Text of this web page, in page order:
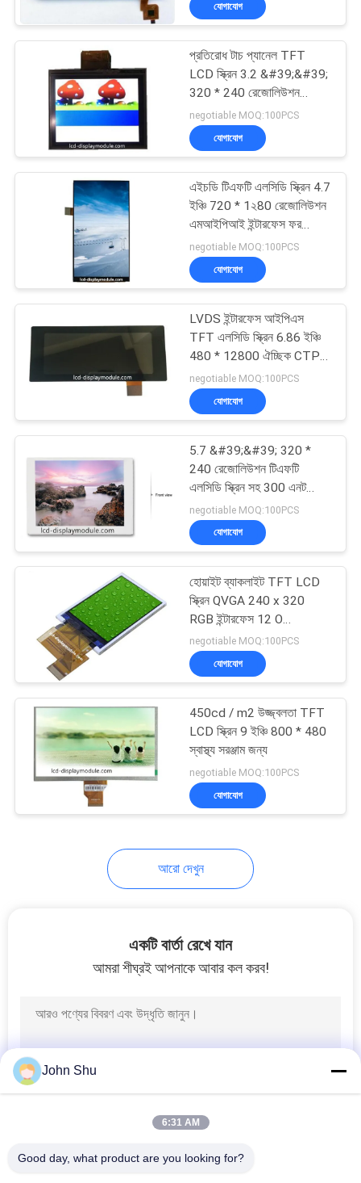
উদ্ধৃতির
আবেদন
সাইট
গোপনীয়তা
যোগাযোগ
প্রতিরোধ টাচ প্যানেল TFT
LCD স্ক্রিন 3.2 &#39;&#39;
320 * 240 রেজোলিউশন
64.80 * 48.60 মিমি
negotiable MOQ:100PCS
যোগাযোগ
এইচডি টিএফটি এলসিডি স্ক্রিন 4.7
ইঞ্চি 720 * 1২80 রেজোলিউশন
এমআইপিআই ইন্টারফেস ফর
টেলিকমিউনিকেশন
negotiable MOQ:100PCS
যোগাযোগ
LVDS ইন্টারফেস আইপিএস
TFT এলসিডি স্ক্রিন 6.86 ইঞ্চি
480 * 12800 ঐচ্ছিক CTP
সঙ্গে
negotiable MOQ:100PCS
যোগাযোগ
5.7 &#39;&#39; 320 *
240 রেজোলিউশন টিএফটি
এলসিডি স্ক্রিন সহ 300 এনট
ব্রাইটাইটি ফর ইন্ডাস্ট্রি
negotiable MOQ:100PCS
যোগাযোগ
হোয়াইট ব্যাকলাইট TFT LCD
স্ক্রিন QVGA 240 x 320
RGB ইন্টারফেস 12 O
&#39;ক্লক
negotiable MOQ:100PCS
যোগাযোগ
450cd / m2 উজ্জ্বলতা TFT
LCD স্ক্রিন 9 ইঞ্চি 800 * 480
স্বাস্থ্য সরঞ্জাম জন্য
negotiable MOQ:100PCS
যোগাযোগ
আরো দেখুন
একটি বার্তা রেখে যান
আমরা শীঘ্রই আপনাকে আবার কল করব!
John Shu
6:31 AM
Good day, what product are you looking for?